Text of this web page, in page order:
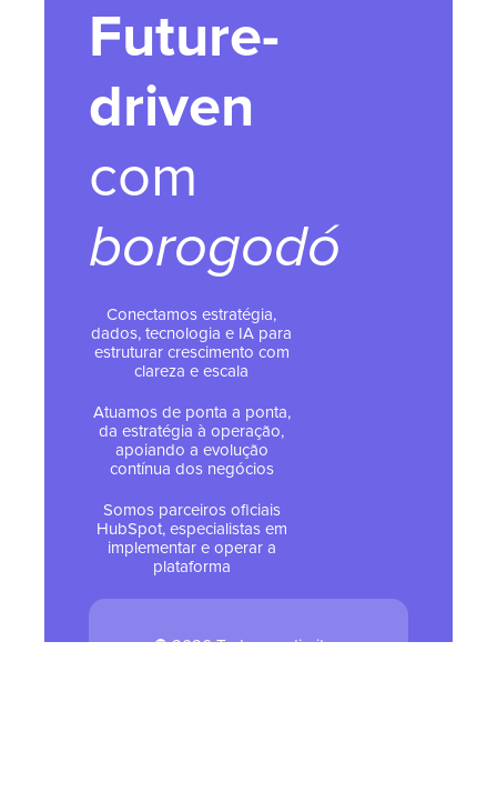
Future-
driven
com
borogodó
Conectamos estratégia,
dados, tecnologia e IA para
estruturar crescimento com
clareza e escala
Atuamos de ponta a ponta,
da estratégia à operação,
apoiando a evolução
contínua dos negócios
Somos parceiros oficiais
HubSpot, especialistas em
implementar e operar a
plataforma
© 2026 Todos os direitos